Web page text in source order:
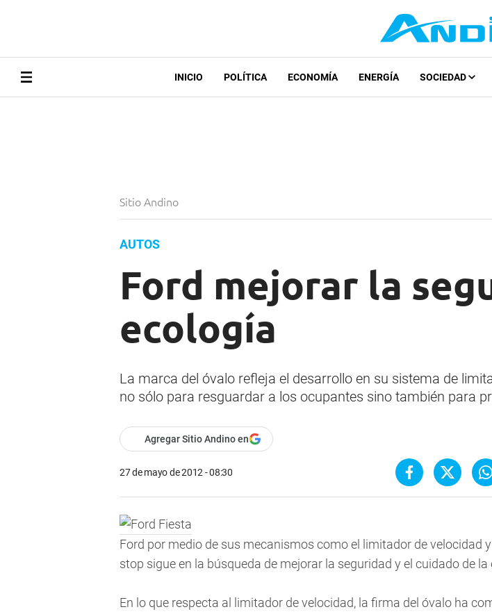
INICIO POLÍTICA ECONOMÍA ENERGÍA SOCIEDAD
Sitio Andino
AUTOS
Ford mejorar la
ecología
La marca del óvalo refleja el desarrollo en su sistema de
no sólo para resguardar a los ocupantes sino también para
Agregar Sitio Andino en
27 de mayo de 2012 - 08:30
Ford por medio de sus mecanismos como el limitador de velocidad
stop sigue en la búsqueda de mejorar la seguridad y el cuidado de la
En lo que respecta al limitador de velocidad, la firma del óvalo ha